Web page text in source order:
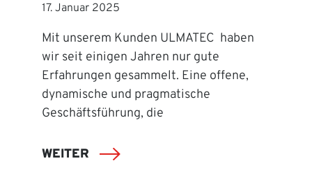
17. Januar 2025
Mit unserem Kunden ULMATEC haben
wir seit einigen Jahren nur gute
Erfahrungen gesammelt. Eine offene,
dynamische und pragmatische
Geschäftsführung, die
WEITER